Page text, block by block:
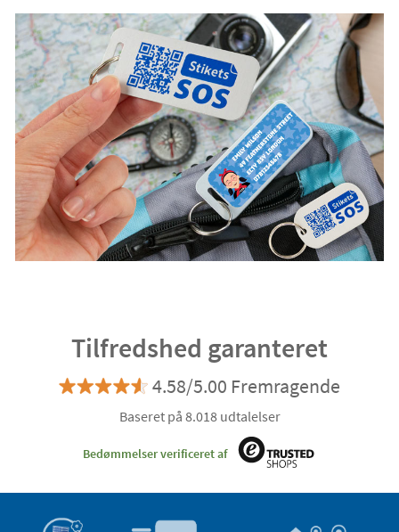
Tilfredshed garanteret
4.58/5.00 Fremragende
Baseret på 8.018 udtalelser
Bedømmelser verificeret af